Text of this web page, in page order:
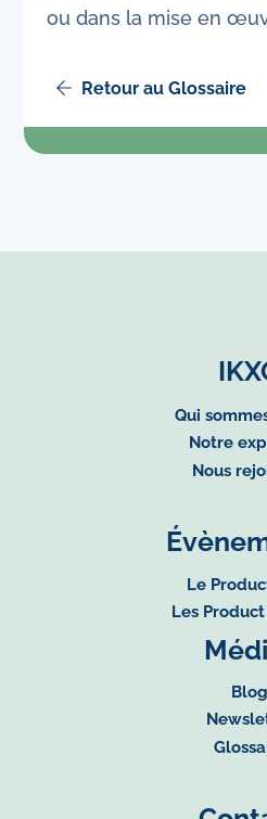
ou dans la mise en
Retour au Glossaire
Qui
Notre
Nous
Le
Les
Blog